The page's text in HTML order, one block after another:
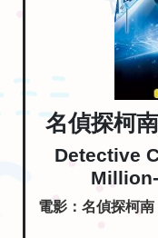
名偵探柯
Detective
電影：名偵探柯